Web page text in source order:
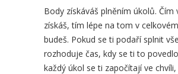
Body získáváš plněním úkolů. Čím
získáš, tím lépe na tom v
budeš. Pokud se ti podaří splnit
rozhoduje čas, kdy se ti to
každý úkol se ti započítají ve